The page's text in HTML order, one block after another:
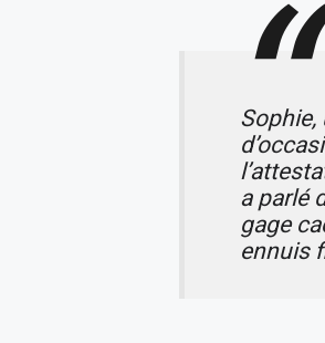
a parlé
gage
ennuis